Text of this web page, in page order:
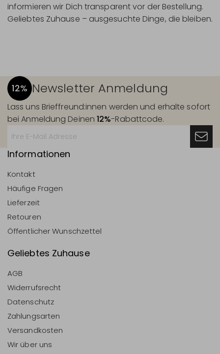
informieren wir Dich transparent vor der Bestellung.
Geliebtes Zuhause – ausgesuchte Dinge, die bleiben.
12% Newsletter Anmeldung
Lass uns Brieffreund:innen werden und erhalte sofort
bei Anmeldung Deinen12%-Rabattcode.
Informationen
Kontakt
Häufige Fragen
Lieferzeit
Retouren
Öffentlicher Wunschzettel
Geliebtes Zuhause
AGB
Widerrufsrecht
Datenschutz
Zahlungsarten
Versandkosten
Wir über uns